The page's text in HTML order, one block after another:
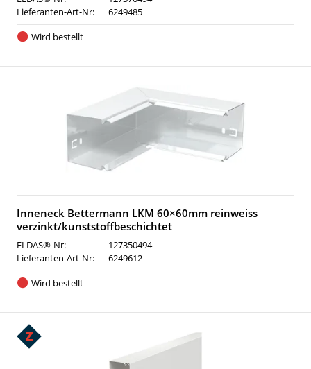
Lieferanten-Art-Nr:
6249485
Wird bestellt
Inneneck Bettermann LKM 60×60mm reinweiss
verzinkt/kunststoffbeschichtet
ELDAS®-Nr:
127350494
Lieferanten-Art-Nr:
6249612
Wird bestellt